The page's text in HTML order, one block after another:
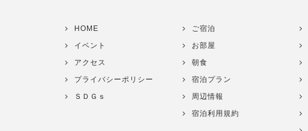
HOME
イベント
アクセス
プライバシーポリシー
ＳＤＧｓ
ご宿泊
お部屋
朝食
宿泊プラン
周辺情報
宿泊利用規約